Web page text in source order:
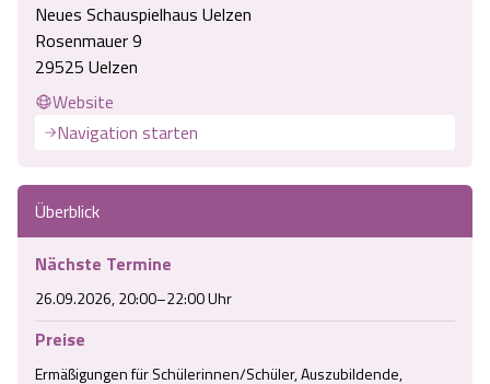
Neues Schauspielhaus Uelzen
Rosenmauer 9
29525 Uelzen
Website
Navigation starten
Überblick
Nächste Termine
26.09.2026, 20:00–22:00 Uhr
Preise
Ermäßigungen für Schülerinnen/Schüler, Auszubildende,